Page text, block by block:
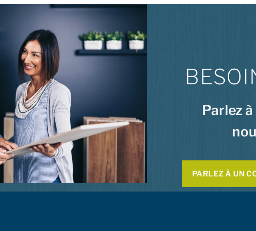
Parlez
PARLEZ À UN